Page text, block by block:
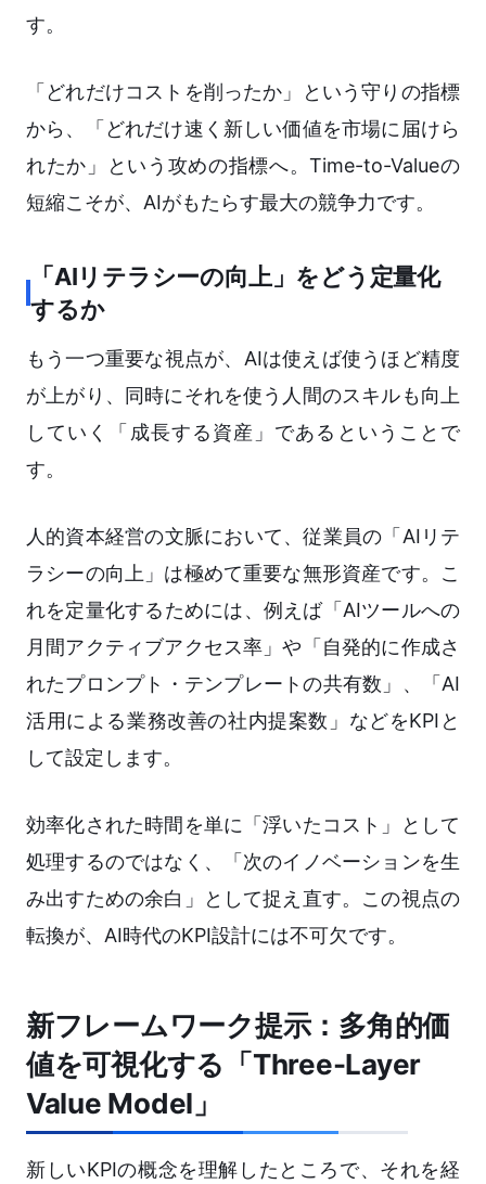
す。
「どれだけコストを削ったか」という守りの指標
から、「どれだけ速く新しい価値を市場に届けら
れたか」という攻めの指標へ。Time-to-Valueの
短縮こそが、AIがもたらす最大の競争力です。
「AIリテラシーの向上」をどう定量化
するか
もう一つ重要な視点が、AIは使えば使うほど精度
が上がり、同時にそれを使う人間のスキルも向上
していく「成長する資産」であるということで
す。
人的資本経営の文脈において、従業員の「AIリテ
ラシーの向上」は極めて重要な無形資産です。こ
れを定量化するためには、例えば「AIツールへの
月間アクティブアクセス率」や「自発的に作成さ
れたプロンプト・テンプレートの共有数」、「AI
活用による業務改善の社内提案数」などをKPIと
して設定します。
効率化された時間を単に「浮いたコスト」として
処理するのではなく、「次のイノベーションを生
み出すための余白」として捉え直す。この視点の
転換が、AI時代のKPI設計には不可欠です。
新フレームワーク提示：多角的価
値を可視化する「Three-Layer
Value Model」
新しいKPIの概念を理解したところで、それを経